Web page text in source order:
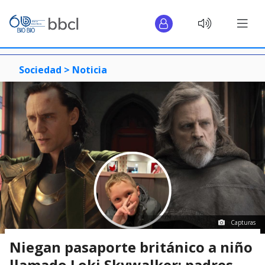
Sociedad > Noticia
Capturas
Niegan pasaporte británico a niño